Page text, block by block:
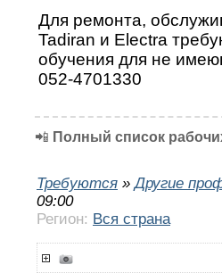
Для ремонта,
Tadiran и Electra
обучения для не
052-4701330
📲 Полный список
Требуются »Другие
09:00
Регион: Вся страна